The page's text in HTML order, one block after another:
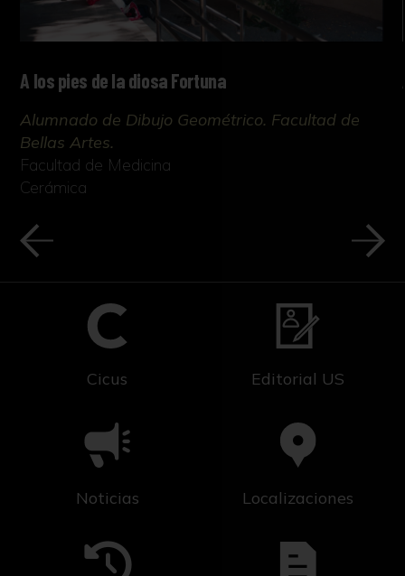
A los pies de la diosa Fortuna
Alumnado de Dibujo Geométrico. Facultad de
Bellas Artes.
Facultad de Medicina
Cerámica
Cicus Editorial US
Noticias Localizaciones